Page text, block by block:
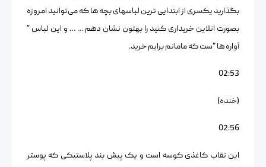
بگذارید یکسری از ابتدایی ترین لباسهای بچه ها که می‌توانید امروزه
بصورت انلاین خریداری کنید را بهتون نشان دهم … … و این لباس ”
آواره‌ ها “ست که مامانم برایم خرید.
02:53
(خنده)
02:56
این نقاب کاغذی کوسه است و یک پیش بند پلاستیکی که پوستر